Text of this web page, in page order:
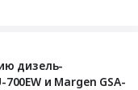
дизель-
и Margen GSA-